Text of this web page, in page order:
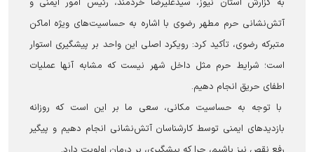
به گزارش آستان ‌نیوز، سیدعلیرضا خردمند، رئیس امور ایمنی و
آتش‌نشانی حرم مطهر رضوی با اشاره به حساسیت‌های ویژه اماکن
متبرکه رضوی، تأکید کرد: رویکرد اصلی این واحد بر پیشگیری استوار
است؛ شرایط حرم مثل داخل شهر نیست که مشابه آنها عملیات
اطفای حریق انجام دهیم.
با توجه به حساسیت مکانی، سعی ما بر این است که روزانه
بازدیدهای ایمنی توسط کارشناسان آتش‌نشانی انجام دهیم و پیگیر